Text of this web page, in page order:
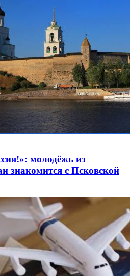
молодёжь из
знакомится с Псковской